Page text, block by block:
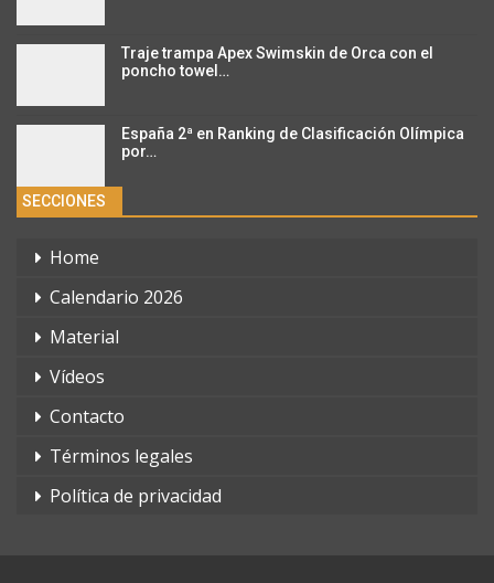
Traje trampa Apex Swimskin de Orca con el
poncho towel…
España 2ª en Ranking de Clasificación Olímpica
por…
SECCIONES
Home
Calendario 2026
Material
Vídeos
Contacto
Términos legales
Política de privacidad